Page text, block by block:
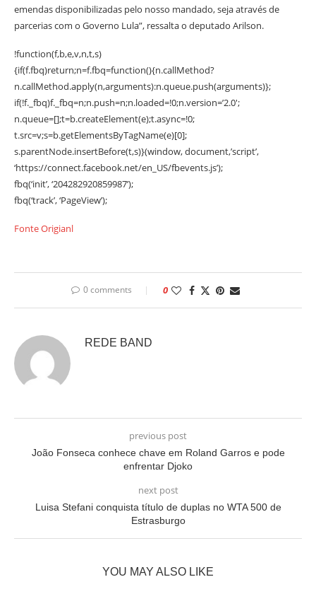
emendas disponibilizadas pelo nosso mandado, seja através de
parcerias com o Governo Lula”, ressalta o deputado Arilson.
!function(f,b,e,v,n,t,s)
{if(f.fbq)return;n=f.fbq=function(){n.callMethod?
n.callMethod.apply(n,arguments):n.queue.push(arguments)};
if(!f._fbq)f._fbq=n;n.push=n;n.loaded=!0;n.version=’2.0′;
n.queue=[];t=b.createElement(e);t.async=!0;
t.src=v;s=b.getElementsByTagName(e)[0];
s.parentNode.insertBefore(t,s)}(window, document,’script’,
‘https://connect.facebook.net/en_US/fbevents.js’);
fbq(‘init’, ‘204282920859987’);
fbq(‘track’, ‘PageView’);
Fonte Origianl
0 comments 0
REDE BAND
previous post
João Fonseca conhece chave em Roland Garros e pode
enfrentar Djoko
next post
Luisa Stefani conquista título de duplas no WTA 500 de
Estrasburgo
YOU MAY ALSO LIKE